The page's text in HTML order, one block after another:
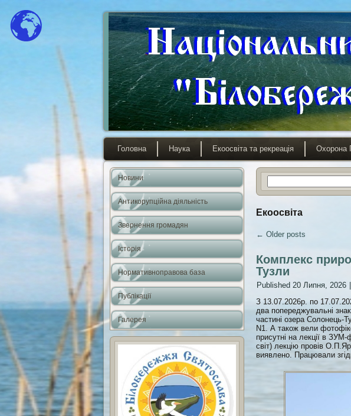
Головна Наука Екоосвіта та рекреація Охорона
Новини
Антикорупційна діяльність
Звернення громадян
Історія
Нормативноправова база
Публікації
Галерея
Екоосвіта
← Older posts
Комплекс
Тузли
Published 20 Липня, 2026
З 13.07.2026р. по
два попереджувальні
частині озера Солонець-
N1. А також вели
присутні на лекції в
світ) лекцію провів
виявлено. Працювали